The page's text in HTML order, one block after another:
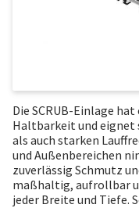
Die SCRUB-Einlage
Haltbarkeit und eignet
als auch starken
und Außenbereichen
zuverlässig Schmutz
maßhaltig, aufrollbar
jeder Breite und Tiefe.